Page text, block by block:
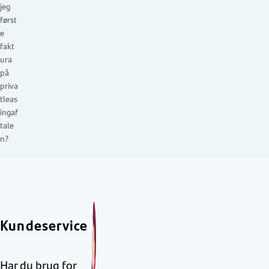
jeg
først
e
fakt
ura
på
priva
tleas
ingaf
tale
n?
Kundeservice
Har du brug for